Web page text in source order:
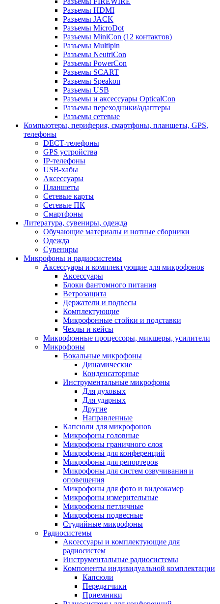
Разъемы HDMI
Разъемы JACK
Разъемы MicroDot
Разъемы MiniCon (12 контактов)
Разъемы Multipin
Разъемы NeutriCon
Разъемы PowerCon
Разъемы SCART
Разъемы Speakon
Разъемы USB
Разъемы и аксессуары OpticalCon
Разъемы переходники/адаптеры
Разъемы сетевые
Компьютеры, периферия, смартфоны, планшеты, GPS,
телефоны
DECT-телефоны
GPS устройства
IP-телефоны
USB-хабы
Аксессуары
Планшеты
Сетевые карты
Сетевые ПК
Смартфоны
Литература, сувениры, одежда
Обучающие материалы и нотные сборники
Одежда
Сувениры
Микрофоны и радиосистемы
Аксессуары и комплектующие для микрофонов
Аксессуары
Блоки фантомного питания
Ветрозащита
Держатели и подвесы
Комплектующие
Микрофонные стойки и подставки
Чехлы и кейсы
Микрофонные процессоры, микшеры, усилители
Микрофоны
Вокальные микрофоны
Динамические
Конденсаторные
Инструментальные микрофоны
Для духовых
Для ударных
Другие
Направленные
Капсюли для микрофонов
Микрофоны головные
Микрофоны граничного слоя
Микрофоны для конференций
Микрофоны для репортеров
Микрофоны для систем озвучивания и
оповещения
Микрофоны для фото и видеокамер
Микрофоны измерительные
Микрофоны петличные
Микрофоны подвесные
Студийные микрофоны
Радиосистемы
Аксессуары и комплектующие для
радиосистем
Инструментальные радиосистемы
Компоненты индивидуальной комплектации
Капсюли
Передатчики
Приемники